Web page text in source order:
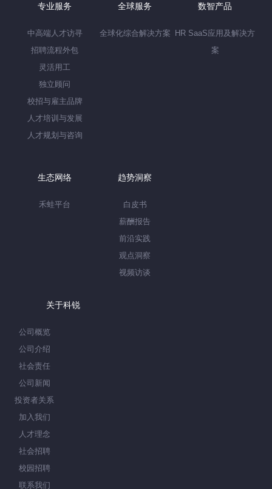
专业服务
中高端人才访寻
招聘流程外包
灵活用工
独立顾问
校招与雇主品牌
人才培训与发展
人才规划与咨询
全球服务
全球化综合解决方案
数智产品
HR SaaS应用及解决方
案
生态网络
禾蛙平台
趋势洞察
白皮书
薪酬报告
前沿实践
观点洞察
视频访谈
关于科锐
公司概览
公司介绍
社会责任
公司新闻
投资者关系
加入我们
人才理念
社会招聘
校园招聘
联系我们